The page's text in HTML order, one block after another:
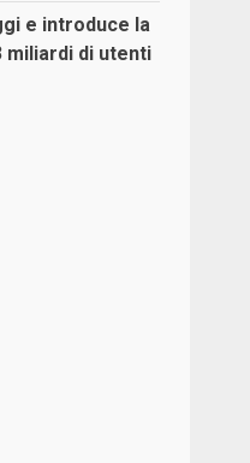
e introduce la
miliardi di utenti